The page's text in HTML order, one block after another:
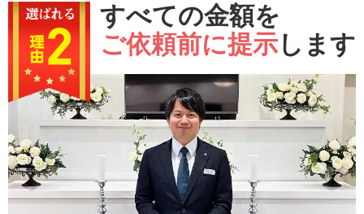
すべての金額を
ご依頼前に提示します